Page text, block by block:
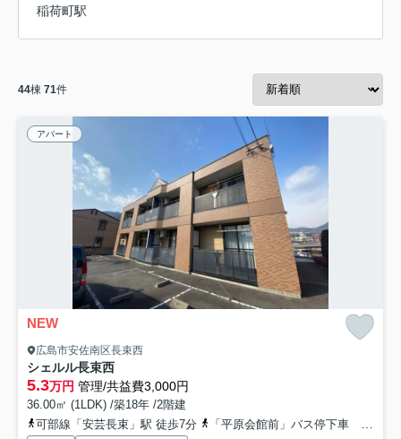
稲荷町駅
44棟 71件
アパート
NEW
広島市安佐南区長束西
シェルル長束西
5.3万円 管理/共益費3,000円
36.00㎡ (1LDK) /築18年 /2階建
可部線「安芸長束」駅 徒歩7分
「平原会館前」バス停下車 徒歩2分